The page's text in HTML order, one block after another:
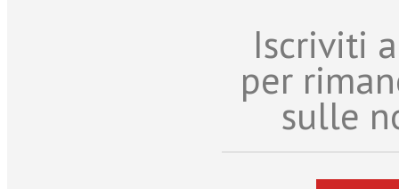
Iscriviti
per
sulle